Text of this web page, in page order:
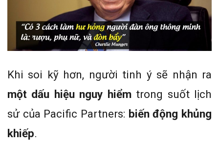
Khi soi kỹ hơn, người tinh ý sẽ nhận ra
một dấu hiệu nguy hiểmtrong suốt lịch
sử của Pacific Partners: biến động khủng
khiếp.